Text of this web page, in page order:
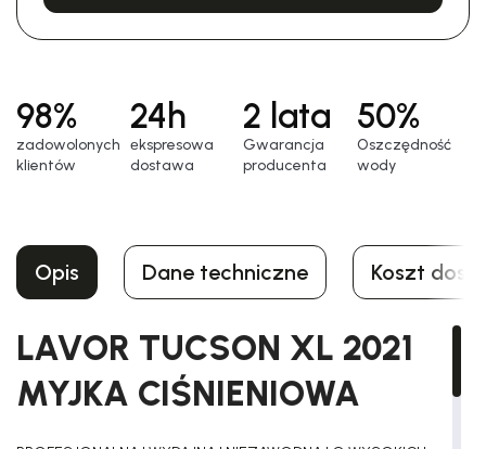
98%
zadowolonych
klientów
24h
еkspresowa
dostawa
2 lata
Gwarancja
producenta
50%
Oszczędność
wody
Opis Dane techniczne Koszt
LAVOR TUCSON XL 2021
MYJKA CIŚNIENIOWA